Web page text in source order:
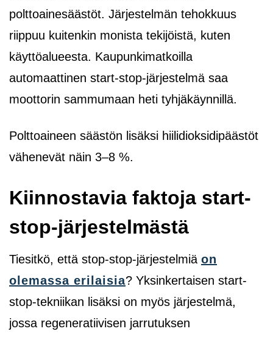
polttoainesäästöt. Järjestelmän tehokkuus
riippuu kuitenkin monista tekijöistä, kuten
käyttöalueesta. Kaupunkimatkoilla
automaattinen start-stop-järjestelmä saa
moottorin sammumaan heti tyhjäkäynnillä.
Polttoaineen säästön lisäksi hiilidioksidipäästöt
vähenevät näin 3–8 %.
Kiinnostavia faktoja start-
stop-järjestelmästä
Tiesitkö, että stop-stop-järjestelmiä on
olemassa erilaisia? Yksinkertaisen start-
stop-tekniikan lisäksi on myös järjestelmä,
jossa regeneratiivisen jarrutuksen